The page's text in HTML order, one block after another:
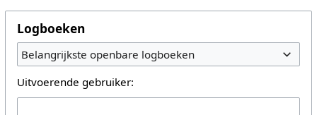
Logboeken
Belangrijkste openbare logboeken
Uitvoerende gebruiker: